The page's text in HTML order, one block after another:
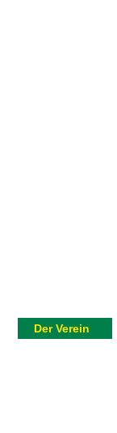
Der Verein